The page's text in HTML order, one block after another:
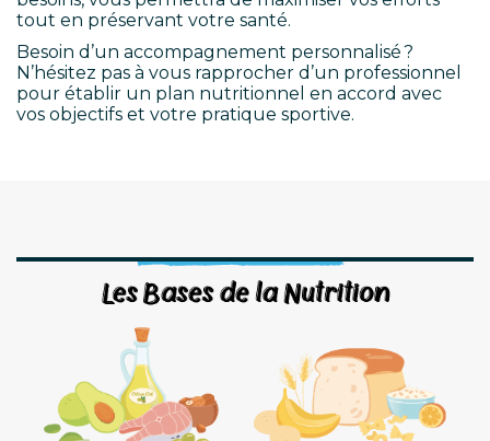
tout en préservant votre santé.
Besoin d’un accompagnement personnalisé ?
N’hésitez pas à vous rapprocher d’un professionnel
pour établir un plan nutritionnel en accord avec
vos objectifs et votre pratique sportive.